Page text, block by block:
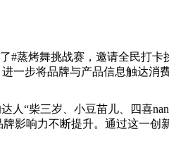
#蒸烤舞挑战赛，邀请全民打卡
一步将品牌与产品信息触达消费
“柴三岁、小豆苗儿、四喜
影响力不断提升。通过这一创